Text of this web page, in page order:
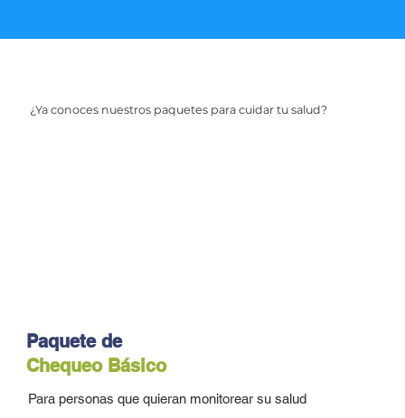
¿Ya conoces nuestros paquetes para cuidar tu salud?
Paquete de
Chequeo Básico
Para personas que quieran monitorear su salud